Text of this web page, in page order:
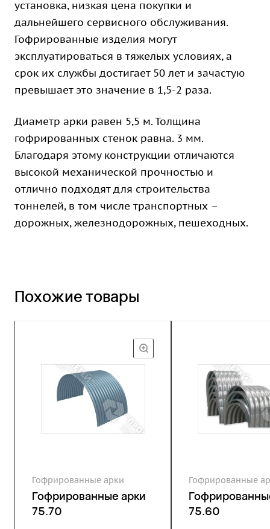
установка, низкая цена покупки и
дальнейшего сервисного обслуживания.
Гофрированные изделия могут
эксплуатироваться в тяжелых условиях, а
срок их службы достигает 50 лет и зачастую
превышает это значение в 1,5-2 раза.
Диаметр арки равен 5,5 м. Толщина
гофрированных стенок равна. 3 мм.
Благодаря этому конструкции отличаются
высокой механической прочностью и
отлично подходят для строительства
тоннелей, в том числе транспортных –
дорожных, железнодорожных, пешеходных.
Похожие товары
Гофрированные арки
Гофрированные арки
75.70
Гофрированные
75.60